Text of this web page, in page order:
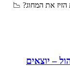
את המחוג? 📉
– יוצאים